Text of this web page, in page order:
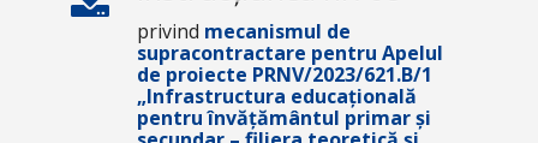
privind mecanismul de
supracontractare pentru Apelul
de proiecte PRNV/2023/621.B/1
„Infrastructura educațională
pentru învățământul primar și